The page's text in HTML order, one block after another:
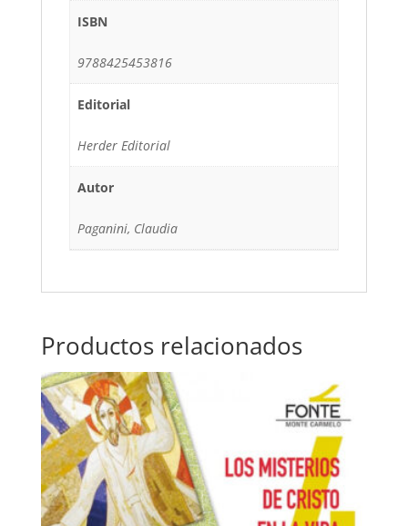
ISBN
9788425453816
Editorial
Herder Editorial
Autor
Paganini, Claudia
Productos relacionados